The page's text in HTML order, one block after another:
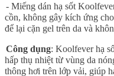
- Miếng dán hạ sốt
cồn, không gây kích ứng
để lại cặn gel trên da và
Công dụng: Koolfever hạ
hấp thụ nhiệt từ vùng da
thông hơi trên lớp vải, giúp